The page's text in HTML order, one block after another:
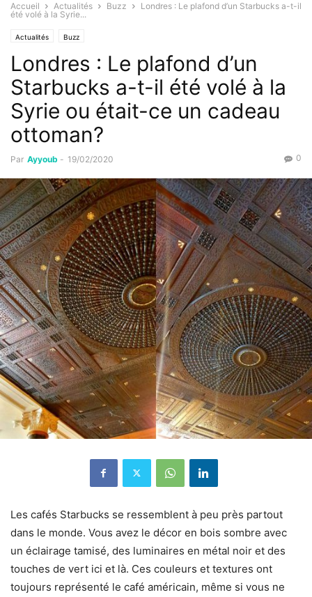
Accueil Actualités Buzz
Londres : Le plafond d’un Starbucks a-t-il
été volé à la Syrie...
Actualités Buzz
Londres : Le plafond d’un
Starbucks a-t-il été volé à la
Syrie ou était-ce un cadeau
ottoman?
Par Ayyoub - 19/02/2020 0
Les cafés Starbucks se ressemblent à peu près partout
dans le monde. Vous avez le décor en bois sombre avec
un éclairage tamisé, des luminaires en métal noir et des
touches de vert ici et là. Ces couleurs et textures ont
toujours représenté le café américain, même si vous ne